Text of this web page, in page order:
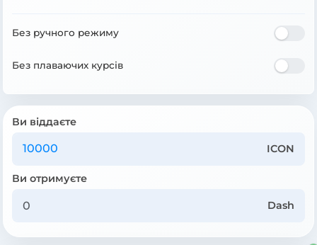
Без ручного режиму
Без плаваючих курсів
Ви віддаєте
ICON
Ви отримуєте
Dash